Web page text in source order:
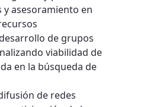
y asesoramiento en
de grupos
viabilidad de
en la búsqueda de
de redes